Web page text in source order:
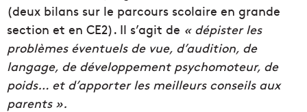
(deux bilans sur le parcours scolaire en grande
section et en CE2). Il s’agit de « dépister les
problèmes éventuels de vue, d’audition, de
langage, de développement psychomoteur, de
poids… et d’apporter les meilleurs conseils aux
parents ».